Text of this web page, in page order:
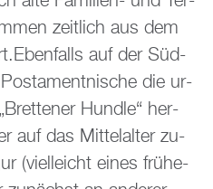
zeit­lich aus dem
auf der Süd­
die ur­
Hund­le“ her­
auf das Mit­tel­al­ter zu­
(viel­leicht eines frü­he­